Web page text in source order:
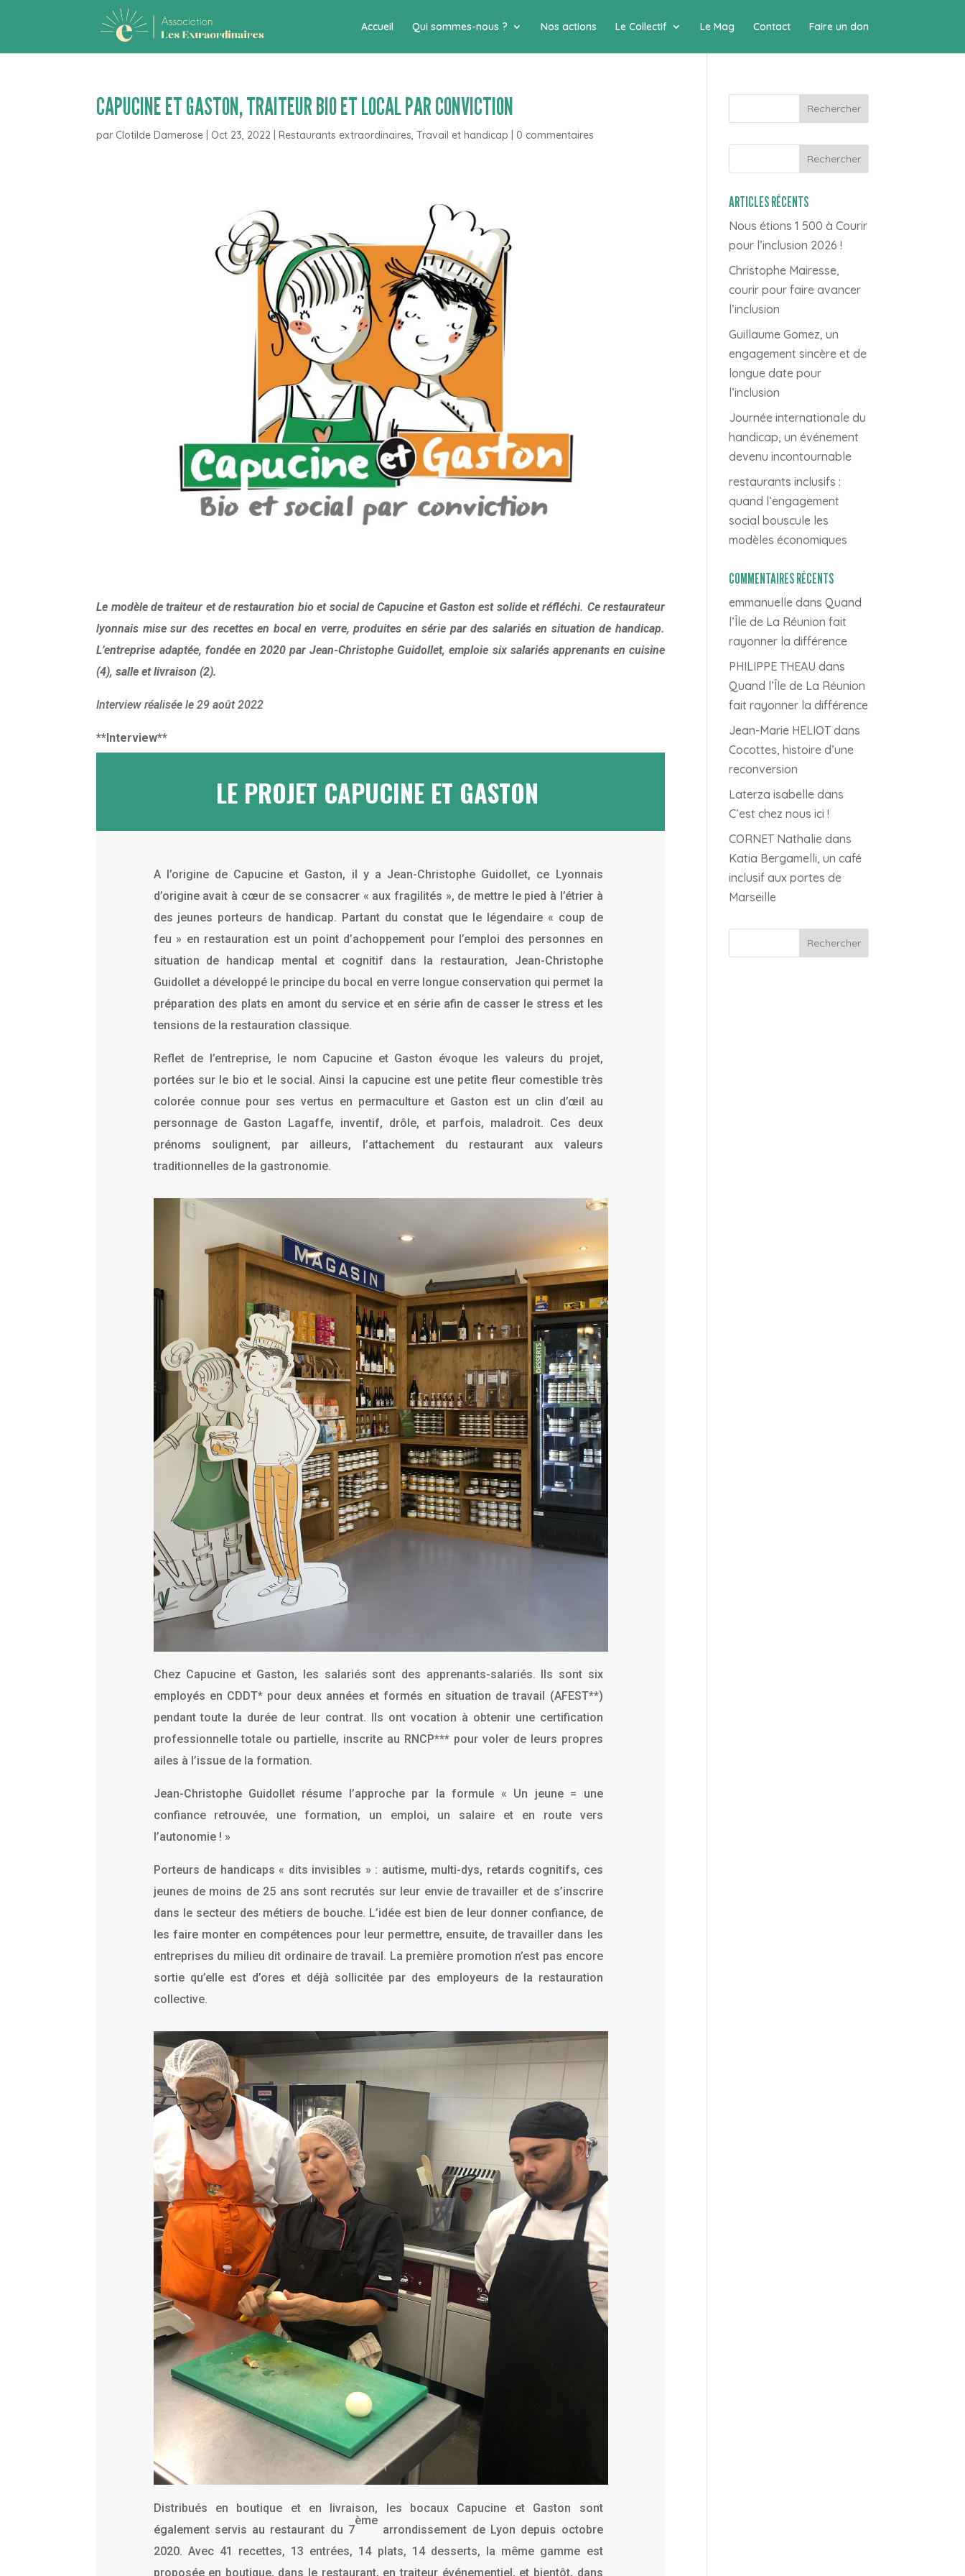
Accueil Qui sommes-nous ? Nos actions Le Collectif Le Mag Contact Faire un don
CAPUCINE ET GASTON, TRAITEUR BIO ET LOCAL PAR CONVICTION
par Clotilde Damerose Oct 23, 2022 |Restaurants extraordinaires,Travail et handicap 0 commentaires
Le modèle de traiteur et de restauration bio et social de Capucine et Gaston est solide et réfléchi. Ce restaurateur
lyonnais mise sur des recettes en bocal en verre, produites en série par des salariés en situation de handicap.
L’entreprise adaptée, fondée en 2020 par Jean-Christophe Guidollet, emploie six salariés apprenants en cuisine
(4), salle et livraison (2).
Interview réalisée le 29 août 2022
**Interview**
LE PROJET CAPUCINE ET GASTON
A l’origine de Capucine et Gaston, il y a Jean-Christophe Guidollet, ce Lyonnais
d’origine avait à cœur de se consacrer « aux fragilités », de mettre le pied à l’étrier à
des jeunes porteurs de handicap. Partant du constat que le légendaire « coup de
feu » en restauration est un point d’achoppement pour l’emploi des personnes en
situation de handicap mental et cognitif dans la restauration, Jean-Christophe
Guidollet a développé le principe du bocal en verre longue conservation qui permet la
préparation des plats en amont du service et en série afin de casser le stress et les
tensions de la restauration classique.
Reflet de l’entreprise, le nom Capucine et Gaston évoque les valeurs du projet,
portées sur le bio et le social. Ainsi la capucine est une petite fleur comestible très
colorée connue pour ses vertus en permaculture et Gaston est un clin d’œil au
personnage de Gaston Lagaffe, inventif, drôle, et parfois, maladroit. Ces deux
prénoms soulignent, par ailleurs, l’attachement du restaurant aux valeurs
traditionnelles de la gastronomie.
Chez Capucine et Gaston, les salariés sont des apprenants-salariés. Ils sont six
employés en CDDT* pour deux années et formés en situation de travail (AFEST**)
pendant toute la durée de leur contrat. Ils ont vocation à obtenir une certification
professionnelle totale ou partielle, inscrite au RNCP*** pour voler de leurs propres
ailes à l’issue de la formation.
Jean-Christophe Guidollet résume l’approche par la formule « Un jeune = une
confiance retrouvée, une formation, un emploi, un salaire et en route vers
l’autonomie ! »
Porteurs de handicaps « dits invisibles » : autisme, multi-dys, retards cognitifs, ces
jeunes de moins de 25 ans sont recrutés sur leur envie de travailler et de s’inscrire
dans le secteur des métiers de bouche. L’idée est bien de leur donner confiance, de
les faire monter en compétences pour leur permettre, ensuite, de travailler dans les
entreprises du milieu dit ordinaire de travail. La première promotion n’est pas encore
sortie qu’elle est d’ores et déjà sollicitée par des employeurs de la restauration
collective.
Distribués en boutique et en livraison, les bocaux Capucine et Gaston sont
également servis au restaurant du 7
ème
arrondissement de Lyon depuis octobre
2020. Avec 41 recettes, 13 entrées, 14 plats, 14 desserts, la même gamme est
proposée en boutique, dans le restaurant, en traiteur événementiel, et bientôt, dans
Rechercher
ARTICLES RÉCENTS
Nous étions 1 500 à Courir
pour l’inclusion 2026 !
Christophe Mairesse,
courir pour faire avancer
l’inclusion
Guillaume Gomez, un
engagement sincère et de
longue date pour
l’inclusion
Journée internationale du
handicap, un événement
devenu incontournable
restaurants inclusifs :
quand l’engagement
social bouscule les
modèles économiques
COMMENTAIRES RÉCENTS
emmanuelle dansQuand
l’Île de La Réunion fait
rayonner la différence
PHILIPPE THEAU dans
Quand l’Île de La Réunion
fait rayonner la différence
Jean-Marie HELIOT dans
Cocottes, histoire d’une
reconversion
Laterza isabelle dans
C’est chez nous ici !
CORNET Nathalie dans
Katia Bergamelli, un café
inclusif aux portes de
Marseille
Rechercher